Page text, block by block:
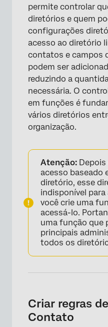
permite controlar
diretórios e quem
configurações
acesso ao diretório
contatos e campos
podem ser
reduzindo a
necessária. O
em funções é
vários diretórios
organização.
Atenção: Depois
acesso baseado
diretório, esse
indisponível para
você crie uma
acessá-lo.
uma função que
principais
todos os
Criar regras
Contato